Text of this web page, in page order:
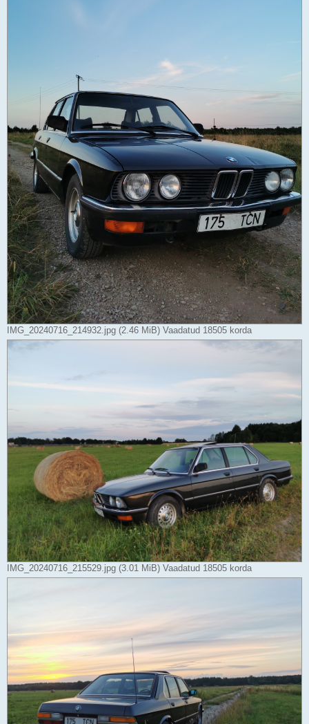
IMG_20240716_214932.jpg (2.46 MiB) Vaadatud 18505 korda
IMG_20240716_215529.jpg (3.01 MiB) Vaadatud 18505 korda